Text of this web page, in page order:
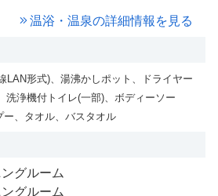
温浴・温泉の詳細情報を見る
LAN形式)、湯沸かしポット、ドライヤー
洗浄機付トイレ(一部)、ボディーソー
、タオル、バスタオル
グルーム
グルーム